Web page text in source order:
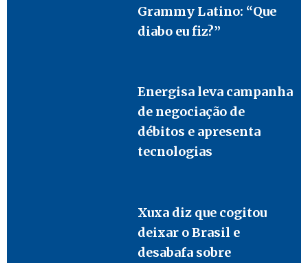
Grammy Latino: “Que
diabo eu fiz?”
Energisa leva campanha
de negociação de
débitos e apresenta
tecnologias
Xuxa diz que cogitou
deixar o Brasil e
desabafa sobre